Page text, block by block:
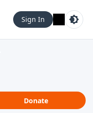
Sign In
Donate